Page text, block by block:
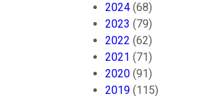
2024 (68)
2023 (79)
2022 (62)
2021 (71)
2020 (91)
2019 (115)